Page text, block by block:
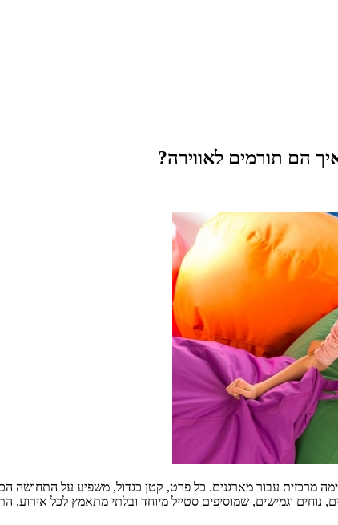
הם תורמים לאווירה?
מרכזית עבור מארגנים. כל פרט, קטן כגדול, משפיע על התחושה
נוחים וגמישים, שמוסיפים סטייל מיוחד ובלתי מתאמץ לכל